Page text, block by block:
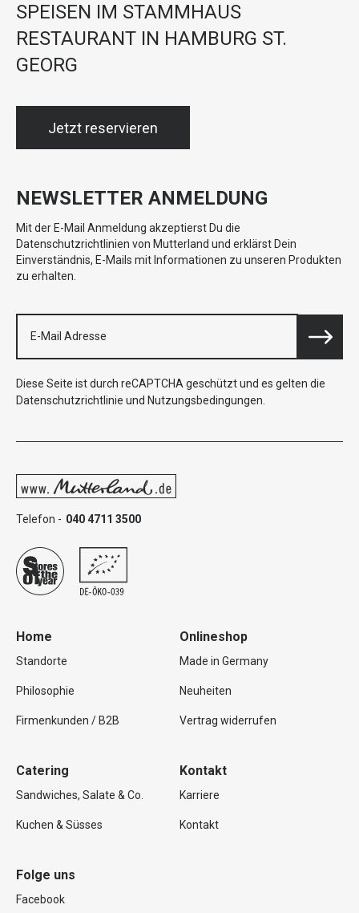
SPEISEN IM STAMMHAUS
RESTAURANT IN HAMBURG ST.
GEORG
Jetzt reservieren
NEWSLETTER ANMELDUNG
Mit der E-Mail Anmeldung akzeptierst Du die
Datenschutzrichtlinien von Mutterland und erklärst Dein
Einverständnis, E-Mails mit Informationen zu unseren Produkten
zu erhalten.
Diese Seite ist durch reCAPTCHA geschützt und es gelten die
Datenschutzrichtlinie und Nutzungsbedingungen
Telefon - 040 4711 3500
Home
Standorte
Philosophie
Firmenkunden / B2B
Onlineshop
Made in Germany
Neuheiten
Vertrag widerrufen
Catering
Sandwiches, Salate & Co.
Kuchen & Süsses
Kontakt
Karriere
Kontakt
Folge uns
Facebook